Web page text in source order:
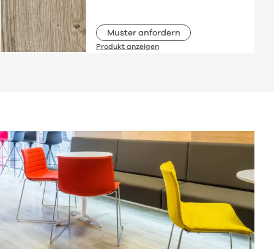
Muster anfordern
Produkt anzeigen